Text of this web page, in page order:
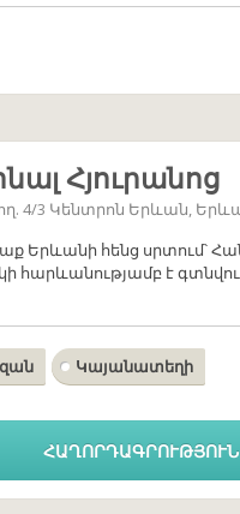
Հյուրանոց
4/3 Կենտրոն Երևան,
Երևանի հենց սրտում՝
հարևանությամբ է
Կայանատեղի
ՀԱՂՈՐԴԱԳՐՈՒԹՅՈՒՆ